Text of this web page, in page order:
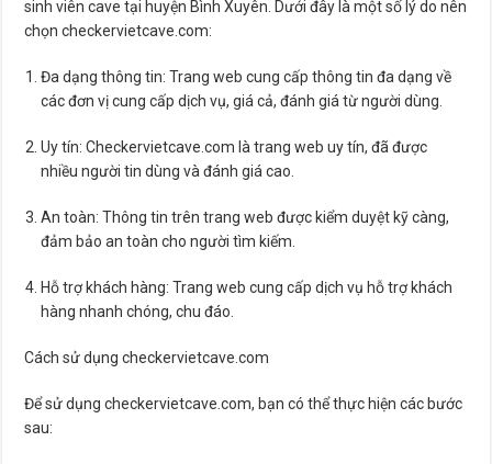
sinh viên cave tại huyện Bình Xuyên. Dưới đây là một số lý do nên
chọn checkervietcave.com:
Đa dạng thông tin: Trang web cung cấp thông tin đa dạng về
các đơn vị cung cấp dịch vụ, giá cả, đánh giá từ người dùng.
Uy tín: Checkervietcave.com là trang web uy tín, đã được
nhiều người tin dùng và đánh giá cao.
An toàn: Thông tin trên trang web được kiểm duyệt kỹ càng,
đảm bảo an toàn cho người tìm kiếm.
Hỗ trợ khách hàng: Trang web cung cấp dịch vụ hỗ trợ khách
hàng nhanh chóng, chu đáo.
Cách sử dụng checkervietcave.com
Để sử dụng checkervietcave.com, bạn có thể thực hiện các bước
sau: